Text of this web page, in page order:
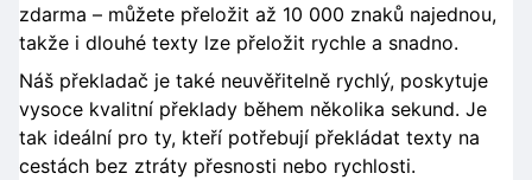
zdarma – můžete přeložit až 10 000 znaků najednou,
takže i dlouhé texty lze přeložit rychle a snadno.
Náš překladač je také neuvěřitelně rychlý, poskytuje
vysoce kvalitní překlady během několika sekund. Je
tak ideální pro ty, kteří potřebují překládat texty na
cestách bez ztráty přesnosti nebo rychlosti.